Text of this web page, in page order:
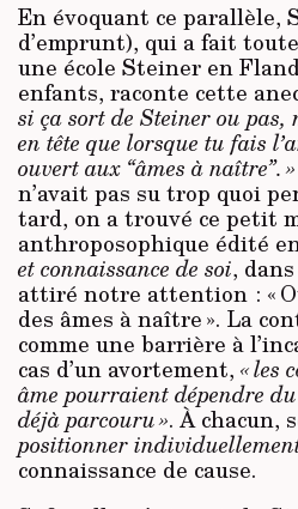
En évoquant ce parallèle,
d’emprunt), qui a fait
une école Steiner en
enfants, raconte cette
si ça sort de Steiner ou pas,
en tête que lorsque tu fais
ouvert aux “âmes à naître”. »
n’avait pas su trop quoi
tard, on a trouvé ce petit
anthroposophique édité
et connaissance de soi,
attiré notre attention : «
des âmes à naître ». La
comme une barrière à
cas d’un avortement, « les
âme pourraient dépendre
déjà parcouru ». À chacun,
positionner
connaissance de cause.